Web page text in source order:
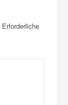
Erforderliche